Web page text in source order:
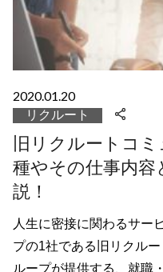
2020.01.20
リクルート
旧リクルートコ
種やその仕事内容
説！
人生に密接に関わるサー
プの1社である旧リクル
ループが提供する、就職